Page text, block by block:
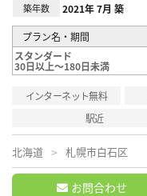
築年数 2021年 7月 築
プラン名・期間
スタンダード
30日以上～180日未満
インターネット無料
駅近
北海道 札幌市白石区
お問合わせ